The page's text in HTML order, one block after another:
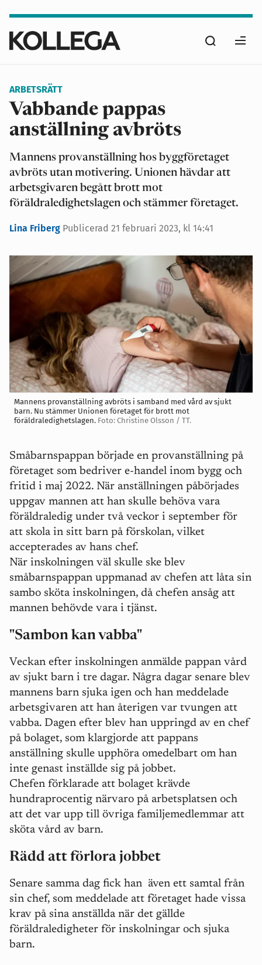
huvudinnehåll
Sök
ARBETSRÄTT
Vabbande pappas
anställning avbröts
Mannens provanställning hos byggföretaget
avbröts utan motivering. Unionen hävdar att
arbetsgivaren begått brott mot
föräldraledighetslagen och stämmer företaget.
Lina Friberg Publicerad 21 februari 2023, kl 14:41
Mannens provanställning avbröts i samband med vård av sjukt
barn. Nu stämmer Unionen företaget för brott mot
föräldraledighetslagen. Foto: Christine Olsson / TT.
Småbarnspappan började en provanställning på
företaget som bedriver e-handel inom bygg och
fritid i maj 2022. När anställningen påbörjades
uppgav mannen att han skulle behöva vara
föräldraledig under två veckor i september för
att skola in sitt barn på förskolan, vilket
accepterades av hans chef.
När inskolningen väl skulle ske blev
småbarnspappan uppmanad av chefen att låta sin
sambo sköta inskolningen, då chefen ansåg att
mannen behövde vara i tjänst.
"Sambon kan vabba"
Veckan efter inskolningen anmälde pappan vård
av sjukt barn i tre dagar. Några dagar senare blev
mannens barn sjuka igen och han meddelade
arbetsgivaren att han återigen var tvungen att
vabba. Dagen efter blev han uppringd av en chef
på bolaget, som klargjorde att pappans
anställning skulle upphöra omedelbart om han
inte genast inställde sig på jobbet.
Chefen förklarade att bolaget krävde
hundraprocentig närvaro på arbetsplatsen och
att det var upp till övriga familjemedlemmar att
sköta vård av barn.
Rädd att förlora jobbet
Senare samma dag fick han även ett samtal från
sin chef, som meddelade att företaget hade vissa
krav på sina anställda när det gällde
föräldraledigheter för inskolningar och sjuka
barn.